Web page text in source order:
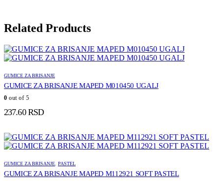
Related Products
GUMICE ZA BRISANJE
GUMICE ZA BRISANJE MAPED M010450 UGALJ
0 out of 5
237.60RSD
GUMICE ZA BRISANJE PASTEL
GUMICE ZA BRISANJE MAPED M112921 SOFT PASTEL